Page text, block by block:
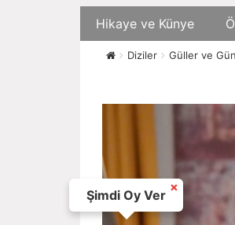
Hikaye ve Künye
Diziler Güller ve
Şimdi Oy Ver
×